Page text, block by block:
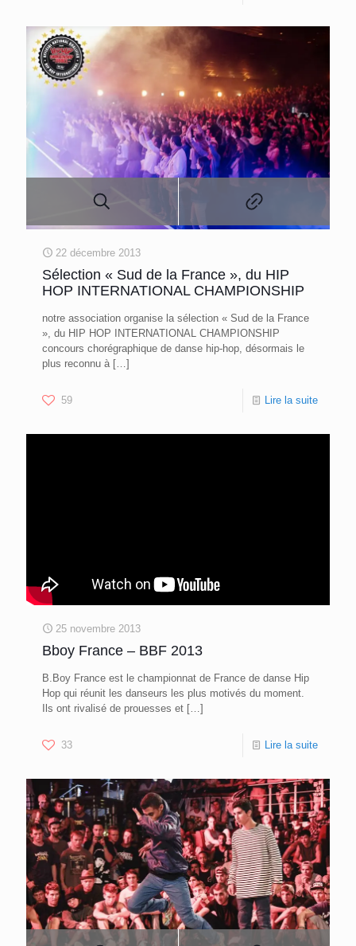
22 décembre 2013
Sélection « Sud de la France », du HIP
HOP INTERNATIONAL CHAMPIONSHIP
notre association organise la sélection « Sud de la France
», du HIP HOP INTERNATIONAL CHAMPIONSHIP
concours chorégraphique de danse hip-hop, désormais le
plus reconnu à […]
59 Lire la suite
25 novembre 2013
Bboy France – BBF 2013
B.Boy France est le championnat de France de danse Hip
Hop qui réunit les danseurs les plus motivés du moment.
Ils ont rivalisé de prouesses et […]
33 Lire la suite